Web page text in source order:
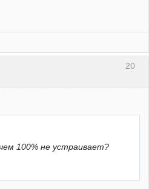
20
100% не устраивает?